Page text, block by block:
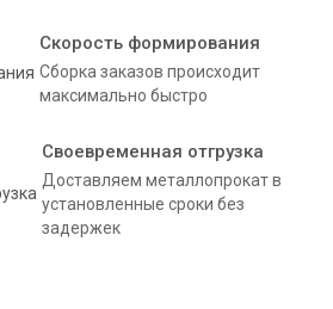
Скорость формирования
Сборка заказов происходит
максимально быстро
Своевременная отгрузка
Доставляем металлопрокат в
установленные сроки без
задержек